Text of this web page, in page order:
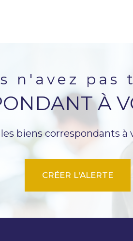
n'avez pas
À
biens correspondants
CRÉER L'ALERTE